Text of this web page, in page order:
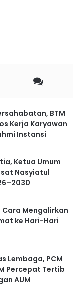
BTM
Kerja Karyawan
Instansi
Ketua Umum
Nasyiatul
Mengalirkan
ke Hari-Hari
Lembaga, PCM
Percepat Tertib
AUM